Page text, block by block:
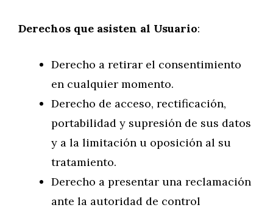
Derechos que asisten al Usuario:
Derecho a retirar el consentimiento
en cualquier momento.
Derecho de acceso, rectificación,
portabilidad y supresión de sus datos
y a la limitación u oposición al su
tratamiento.
Derecho a presentar una reclamación
ante la autoridad de control